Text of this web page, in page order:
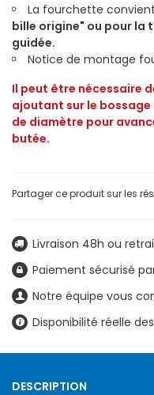
La fourchette
bille origine" ou pour la
guidée.
Notice de montage
Il peut être nécessaire
ajoutant sur le
de diamètre pour
butée.
Livraison 48h ou
Paiement sécurisé
Notre équipe vous
Disponibilité réelle
DESCRIPTION